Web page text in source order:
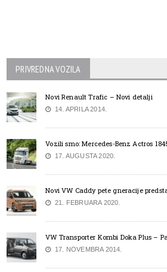
PRIVREDNA VOZILA
Novi Renault Trafic – Novi detalji
14. APRILA 2014.
Vozili smo: Mercedes-Benz Actros
17. AUGUSTA 2020.
Novi VW Caddy pete gneracije
21. FEBRUARA 2020.
VW Transporter Kombi Doka Plus –
17. NOVEMBRA 2014.